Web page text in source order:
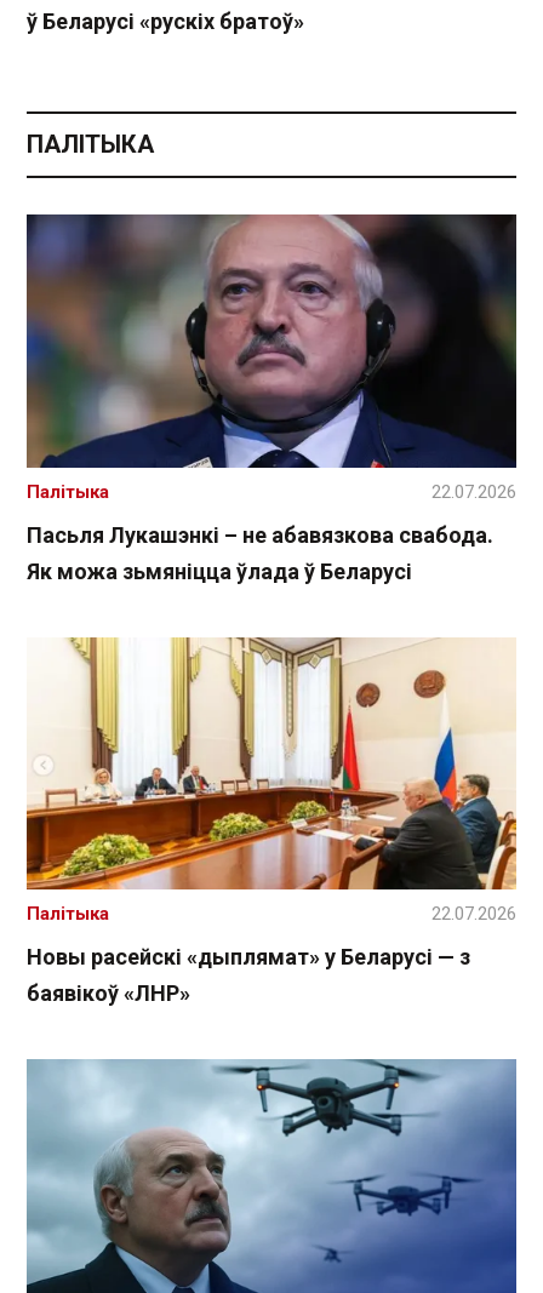
ў Беларусі «рускіх братоў»
ПАЛІТЫКА
Пасьля Лукашэнкі – не абавязкова свабода.
Як можа зьмяніцца ўлада ў Беларусі
Палітыка 22.07.2026
Новы расейскі «дыплямат» у Беларусі — з
баявікоў «ЛНР»
Палітыка 22.07.2026